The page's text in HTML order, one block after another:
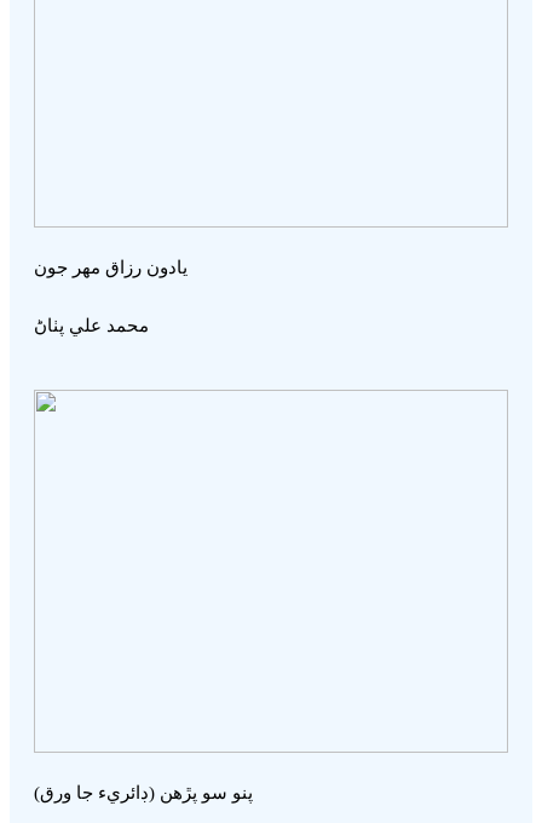
يادون رزاق مھر جون
محمد علي پٺاڻ
پنو سو پڙھن (ڊائريء جا ورق)